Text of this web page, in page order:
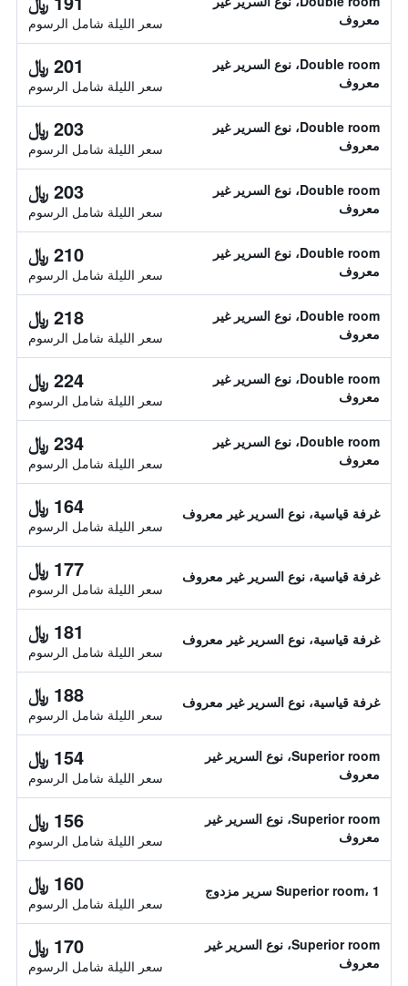
معروف
سعر الليلة شامل الرسوم
Double room، نوع السرير غير
معروف
201 ﷼
سعر الليلة شامل الرسوم
Double room، نوع السرير غير
معروف
203 ﷼
سعر الليلة شامل الرسوم
Double room، نوع السرير غير
معروف
203 ﷼
سعر الليلة شامل الرسوم
Double room، نوع السرير غير
معروف
210 ﷼
سعر الليلة شامل الرسوم
Double room، نوع السرير غير
معروف
218 ﷼
سعر الليلة شامل الرسوم
Double room، نوع السرير غير
معروف
224 ﷼
سعر الليلة شامل الرسوم
Double room، نوع السرير غير
معروف
234 ﷼
سعر الليلة شامل الرسوم
غرفة قياسية، نوع السرير غير معروف 164 ﷼
سعر الليلة شامل الرسوم
غرفة قياسية، نوع السرير غير معروف 177 ﷼
سعر الليلة شامل الرسوم
غرفة قياسية، نوع السرير غير معروف 181 ﷼
سعر الليلة شامل الرسوم
غرفة قياسية، نوع السرير غير معروف 188 ﷼
سعر الليلة شامل الرسوم
Superior room، نوع السرير غير
معروف
154 ﷼
سعر الليلة شامل الرسوم
Superior room، نوع السرير غير
معروف
156 ﷼
سعر الليلة شامل الرسوم
Superior room، 1 سرير مزدوج 160 ﷼
سعر الليلة شامل الرسوم
Superior room، نوع السرير غير
معروف
170 ﷼
سعر الليلة شامل الرسوم